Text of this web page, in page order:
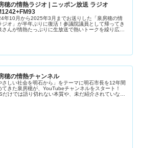
穂の情熱ラジオ | ニッポン放送 ラジオ
年10月から2025年3月までお送りした「泉房穂の情
ジオ」が半年ぶりに復活！参議院議員として帰ってき
さんが情熱たっぷりに生放送で熱いトークを繰り広げ
穂の情熱チャンネル
さしい社会を明石から」をテーマに明石市長を12年間
てきた泉房穂が、YouTubeチャンネルをスタート！
だけでは語り切れない本質や、未だ紹介されていない